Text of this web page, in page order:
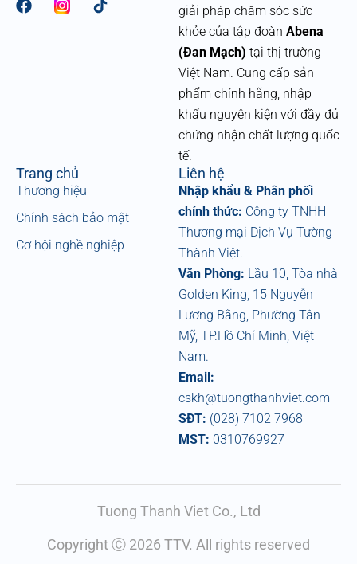
F
giải pháp chăm sóc sức
khỏe của tập đoàn Abena
(Đan Mạch) tại thị trường
Việt Nam. Cung cấp sản
phẩm chính hãng, nhập
khẩu nguyên kiện với đầy đủ
chứng nhận chất lượng quốc
tế.
Trang chủ
Thương hiệu
Chính sách bảo mật
Cơ hội nghề nghiệp
Liên hệ
Nhập khẩu & Phân phối
chính thức: Công ty TNHH
Thương mại Dịch Vụ Tường
Thành Việt.
Văn Phòng: Lầu 10, Tòa nhà
Golden King, 15 Nguyễn
Lương Bằng, Phường Tân
Mỹ, TP.Hồ Chí Minh, Việt
Nam.
Email:
cskh@tuongthanhviet.com
SĐT: (028) 7102 7968
MST: 0310769927
Tuong Thanh Viet Co., Ltd
Copyright Ⓒ 2026 TTV. All rights reserved